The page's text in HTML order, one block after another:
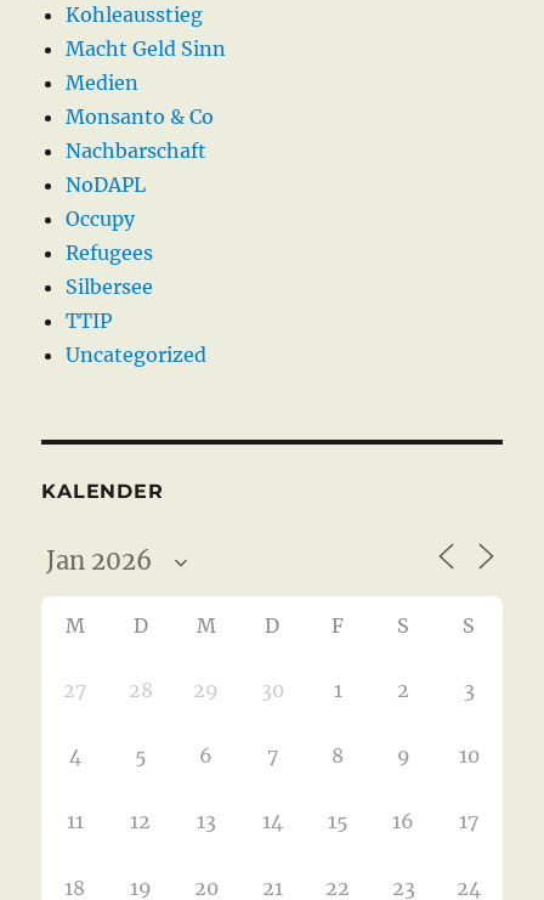
Kohleausstieg
Macht Geld Sinn
Medien
Monsanto & Co
Nachbarschaft
NoDAPL
Occupy
Refugees
Silbersee
TTIP
Uncategorized
KALENDER
M D M D F S S
27 28 29 30 1 2 3
4 5 6 7 8 9 10
11 12 13 14 15 16 17
18 19 20 21 22 23 24